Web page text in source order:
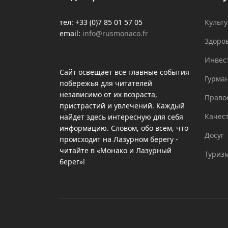
тел: +33 (0)7 85 01 57 05
email: info@rusmonaco.fr
Сайт освещает все главные события
побережья для читателей
независимо от их возраста,
пристрастий и увлечений. Каждый
найдет здесь интересную для себя
информацию. Словом, обо всем, что
происходит на Лазурном берегу -
читайте в «Монако и Лазурный
берег»!
Досуг